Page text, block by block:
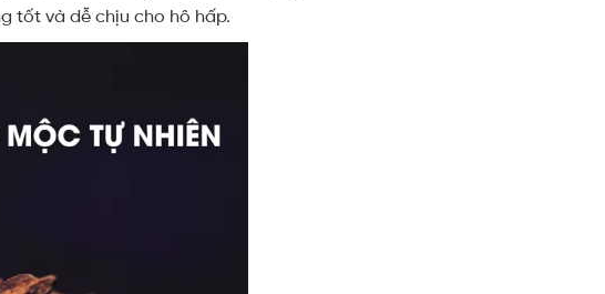
tốt và dễ chịu cho hô hấp.